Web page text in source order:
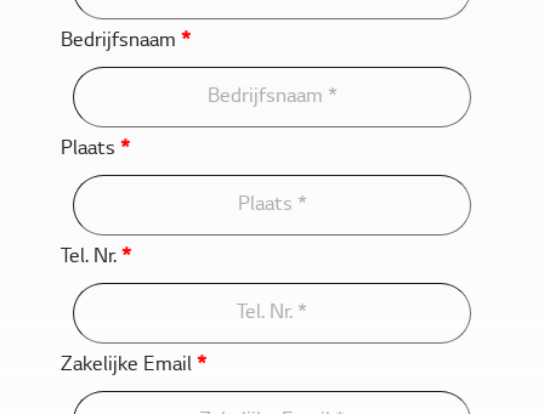
Bedrijfsnaam *
Plaats *
Tel. Nr. *
Zakelijke Email *